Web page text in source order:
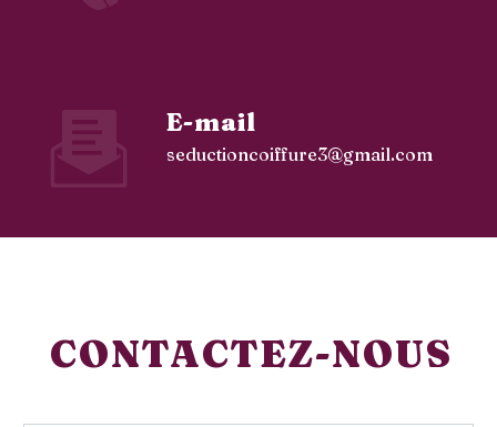
E-mail
seductioncoiffure3@gmail.com
CONTACTEZ-NOUS